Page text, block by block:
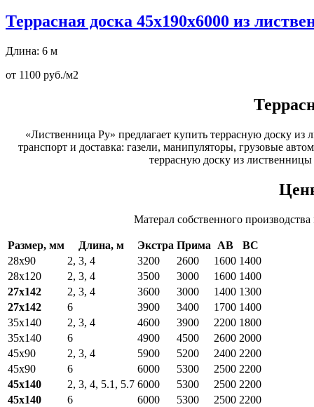
Террасная доска 45х190х6000 из
Длина: 6 м
от 1100 руб./м2
«Лиственница Ру» предлагает купить террасную доску
транспорт и доставка: газели, манипуляторы, грузовые
террасную доску из
Матерал собственного
Размер, мм Длина, м Экстра Прима АВ
ВС
28х90
2, 3, 4 3200 2600 1600 1400
28х120
2, 3, 4 3500 3000 1600 1400
27х142
2, 3, 4 3600 3000 1400 1300
27х142
6 3900 3400 1700 1400
35х140
2, 3, 4 4600 3900 2200 1800
35х140
6 4900 4500 2600 2000
45х90
2, 3, 4 5900 5200 2400 2200
45х90
6 6000 5300 2500 2200
45х140
2, 3, 4, 5.1, 5.7 6000 5300 2500 2200
45х140
6 6000 5300 2500 2200